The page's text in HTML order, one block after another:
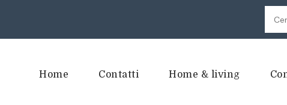
per:
Home Contatti Home & living